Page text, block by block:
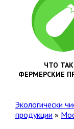
ЧТО
ФЕРМЕРСКИЕ
Экологически
продукции »